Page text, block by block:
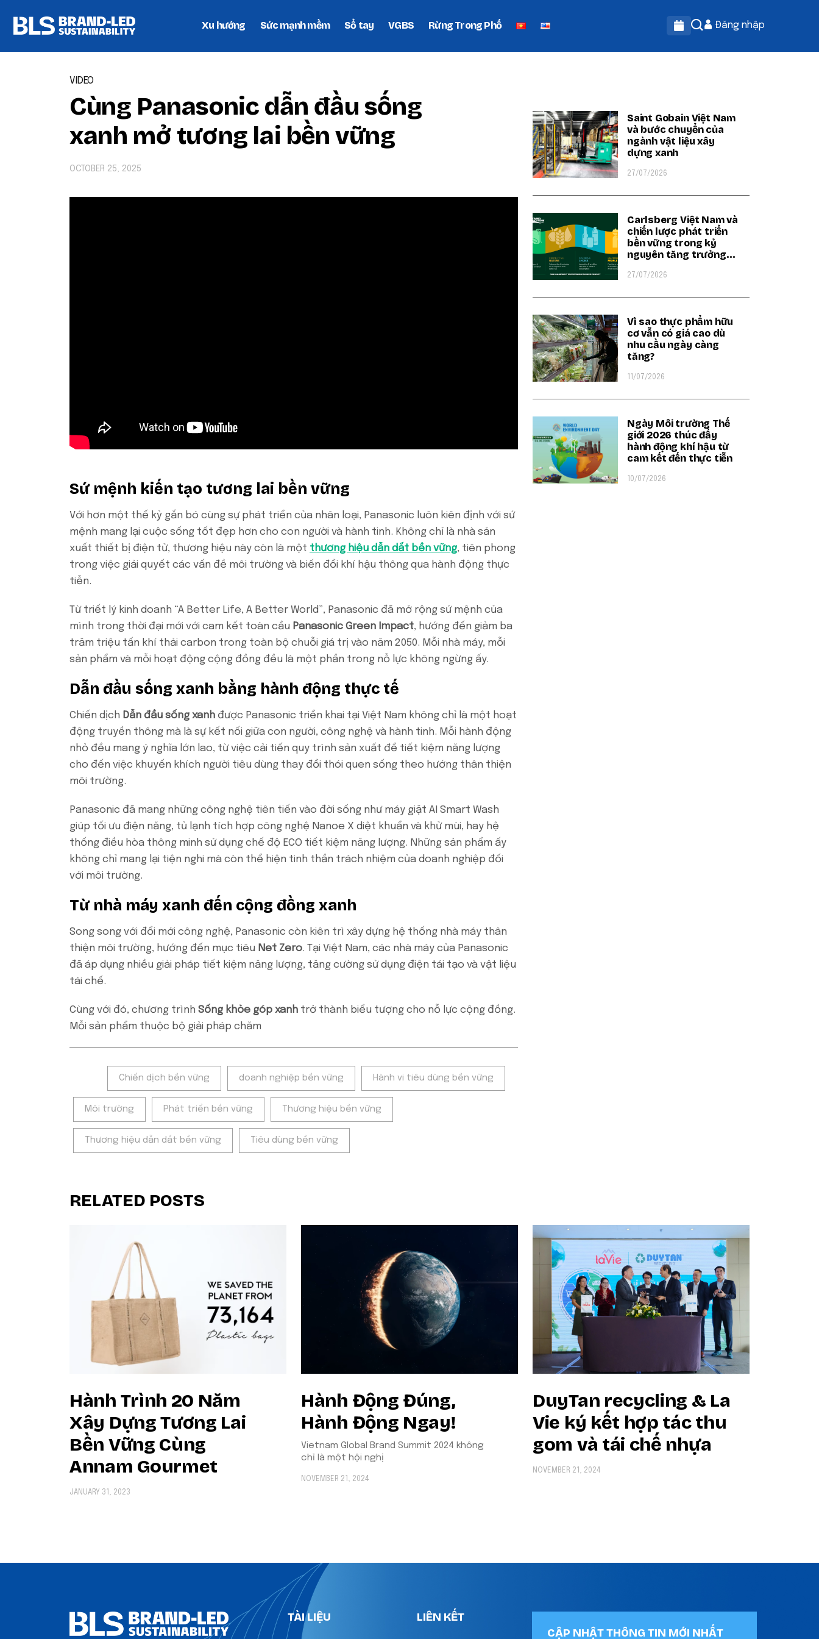
Xu hướng Sức mạnh mềm Sổ tay VGBS Rừng Trong Phố Đăng nhập
VIDEO
Cùng Panasonic dẫn đầu sống
xanh mở tương lai bền vững
OCTOBER 25, 2025
Sứ mệnh kiến tạo tương lai bền vững
Với hơn một thế kỷ gắn bó cùng sự phát triển của nhân loại, Panasonic luôn kiên định với sứ
mệnh mang lại cuộc sống tốt đẹp hơn cho con người và hành tinh. Không chỉ là nhà sản
xuất thiết bị điện tử, thương hiệu này còn là một thương hiệu dẫn dắt bền vững, tiên phong
trong việc giải quyết các vấn đề môi trường và biến đổi khí hậu thông qua hành động thực
tiễn.
Từ triết lý kinh doanh “A Better Life, A Better World”, Panasonic đã mở rộng sứ mệnh của
mình trong thời đại mới với cam kết toàn cầu Panasonic Green Impact, hướng đến giảm ba
trăm triệu tấn khí thải carbon trong toàn bộ chuỗi giá trị vào năm 2050. Mỗi nhà máy, mỗi
sản phẩm và mỗi hoạt động cộng đồng đều là một phần trong nỗ lực không ngừng ấy.
Dẫn đầu sống xanh bằng hành động thực tế
Chiến dịch Dẫn đầu sống xanh được Panasonic triển khai tại Việt Nam không chỉ là một hoạt
động truyền thông mà là sự kết nối giữa con người, công nghệ và hành tinh. Mỗi hành động
nhỏ đều mang ý nghĩa lớn lao, từ việc cải tiến quy trình sản xuất để tiết kiệm năng lượng
cho đến việc khuyến khích người tiêu dùng thay đổi thói quen sống theo hướng thân thiện
môi trường.
Panasonic đã mang những công nghệ tiên tiến vào đời sống như máy giặt AI Smart Wash
giúp tối ưu điện năng, tủ lạnh tích hợp công nghệ Nanoe X diệt khuẩn và khử mùi, hay hệ
thống điều hòa thông minh sử dụng chế độ ECO tiết kiệm năng lượng. Những sản phẩm ấy
không chỉ mang lại tiện nghi mà còn thể hiện tinh thần trách nhiệm của doanh nghiệp đối
với môi trường.
Từ nhà máy xanh đến cộng đồng xanh
Song song với đổi mới công nghệ, Panasonic còn kiên trì xây dựng hệ thống nhà máy thân
thiện môi trường, hướng đến mục tiêu Net Zero. Tại Việt Nam, các nhà máy của Panasonic
đã áp dụng nhiều giải pháp tiết kiệm năng lượng, tăng cường sử dụng điện tái tạo và vật liệu
tái chế.
Cùng với đó, chương trình Sống khỏe góp xanh trở thành biểu tượng cho nỗ lực cộng đồng.
Mỗi sản phẩm thuộc bộ giải pháp chăm
Chiến dịch bền vững doanh nghiệp bền vững Hành vi tiêu dùng bền vững
Môi trường Phát triển bền vững Thương hiệu bền vững
Thương hiệu dẫn dắt bền vững Tiêu dùng bền vững
Saint Gobain Việt Nam
và bước chuyển của
ngành vật liệu xây
dựng xanh
27/07/2026
Carlsberg Việt Nam và
chiến lược phát triển
bền vững trong kỷ
nguyên tăng trưởng
27/07/2026
Vì sao thực phẩm hữu
cơ vẫn có giá cao dù
nhu cầu ngày càng
tăng?
11/07/2026
Ngày Môi trường Thế
giới 2026 thúc đẩy
hành động khí hậu từ
cam kết đến thực tiễn
10/07/2026
RELATED POSTS
Hành Trình 20 Năm
Xây Dựng Tương Lai
Bền Vững Cùng
Annam Gourmet
JANUARY 31, 2023
Hành Động Đúng,
Hành Động Ngay!
Vietnam Global Brand Summit 2024 không
chỉ là một hội nghị
NOVEMBER 21, 2024
DuyTan recycling & La
Vie ký kết hợp tác thu
gom và tái chế nhựa
NOVEMBER 21, 2024
TÀI LIỆU
LIÊN KẾT
CẬP NHẬT THÔNG TIN MỚI NHẤT